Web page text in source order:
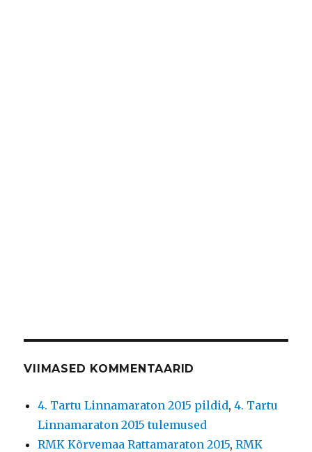
VIIMASED KOMMENTAARID
4. Tartu Linnamaraton 2015 pildid,4. Tartu
Linnamaraton 2015 tulemused
RMK Kõrvemaa Rattamaraton 2015,RMK